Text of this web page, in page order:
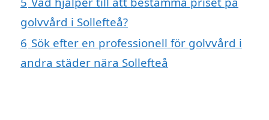
golvvård i Sollefteå?
6 Sök efter en professionell för golvvård i
andra städer nära Sollefteå